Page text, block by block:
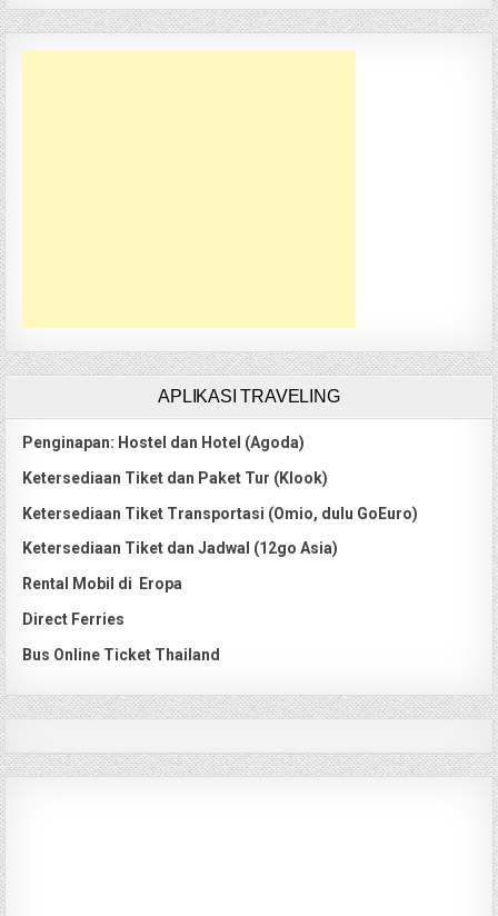
APLIKASI TRAVELING
Penginapan: Hostel dan Hotel (Agoda)
Ketersediaan Tiket dan Paket Tur (Klook)
Ketersediaan Tiket Transportasi (Omio, dulu GoEuro)
Ketersediaan Tiket dan Jadwal (12go Asia)
Rental Mobil di Eropa
Direct Ferries
Bus Online Ticket Thailand